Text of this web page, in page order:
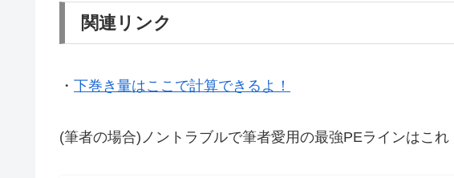
関連リンク
・ 下巻き量はここで計算できるよ！
(筆者の場合)ノントラブルで筆者愛用の最強PEラインはこれ